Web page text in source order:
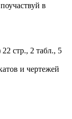
в
стр., 2 табл., 5
и чертежей